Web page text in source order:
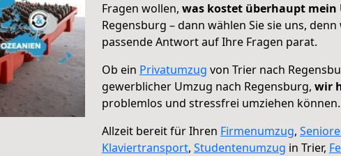
Fragen wollen, was kostet überhaupt mein
Regensburg – dann wählen Sie sie uns,
passende Antwort auf Ihre Fragen parat.
Ob ein Privatumzug von Trier nach
gewerblicher Umzug nach Regensburg, wir
problemlos und stressfrei umziehen können.
Allzeit bereit für Ihren Firmenumzug,
Klaviertransport, Studentenumzug in Trier,